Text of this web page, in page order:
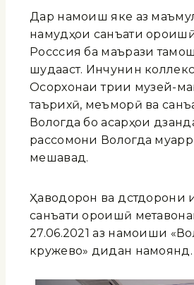
Дар намоиш яке аз
намудҳои санъати
Росссия ба маърази
шудааст. Инчунин
Осорхонаи тӯрии музей-
таърихӣ, меъморӣ ва
Вологда бо асарҳои
рассомони Вологда
мешавад.
Ҳаводорон ва дӯстдорони
санъати ороишӣ
27.06.2021 аз намоиши
кружево» дидан намоянд.